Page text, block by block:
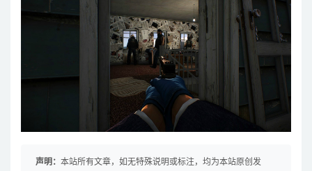
声明： 本站所有文章，如无特殊说明或标注，均为本站原创发